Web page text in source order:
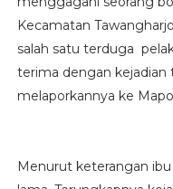
Kecamatan
salah satu terduga
terima dengan kejadian
melaporkannya ke
Menurut keterangan